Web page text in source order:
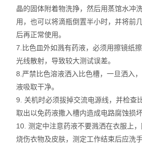
晶的固体附着物洗挣，然后用蒸馆水冲
用，也可以将滴瓶倒置半小时，并将前
后再正常使用。
7.比色皿外如溅有药液，必须用擦镜纸
光线散射，导致较大测试误差。
8.严禁比色溶液洒入比色槽，一旦洒入
液吸取干净。
9. 关机时必须拔掉交流电源线，并检查
取出以免药液撒入槽内造成电路腐蚀损坏
10. 测定中注意药液不要溅洒在衣服上
烧伤衣物及皮肤，测定工作结束后应洗